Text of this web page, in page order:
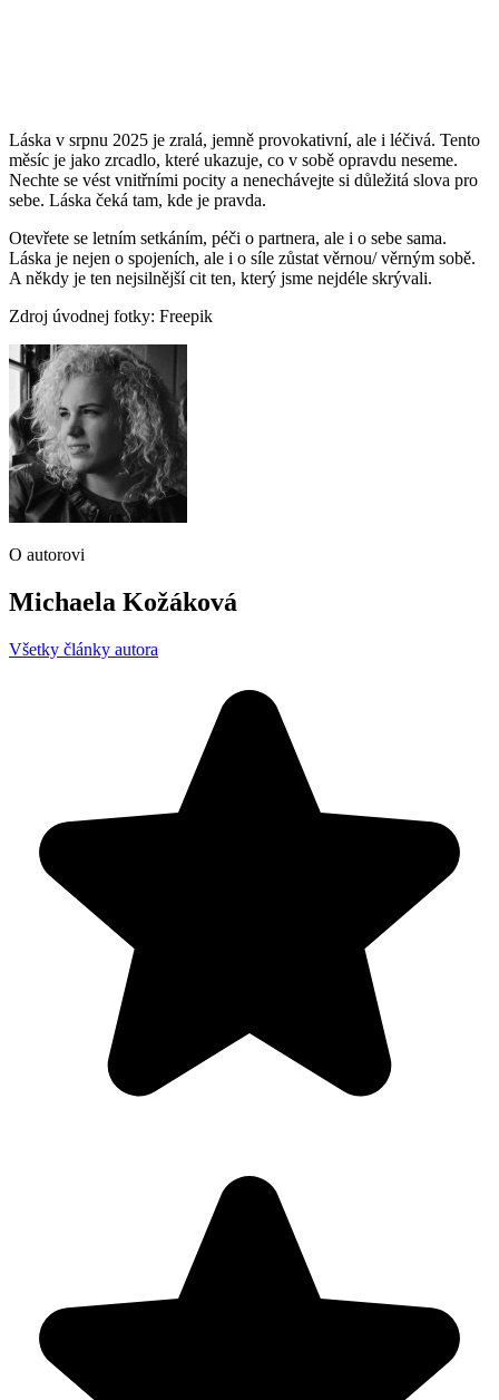
Láska v srpnu 2025 je zralá, jemně provokativní, ale i léčivá. Tento
měsíc je jako zrcadlo, které ukazuje, co v sobě opravdu neseme.
Nechte se vést vnitřními pocity a nenechávejte si důležitá slova pro
sebe. Láska čeká tam, kde je pravda.
Otevřete se letním setkáním, péči o partnera, ale i o sebe sama.
Láska je nejen o spojeních, ale i o síle zůstat věrnou/ věrným sobě.
A někdy je ten nejsilnější cit ten, který jsme nejdéle skrývali.
Zdroj úvodnej fotky: Freepik
O autorovi
Michaela Kožáková
Všetky články autora